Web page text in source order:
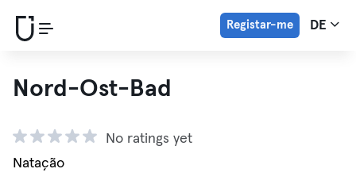
Registar-me DE
Nord-Ost-Bad
No ratings yet
Natação